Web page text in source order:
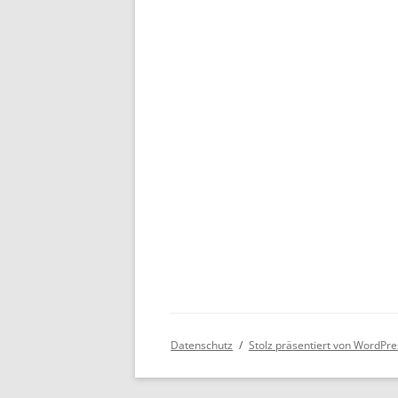
Datenschutz Stolz präsentiert von